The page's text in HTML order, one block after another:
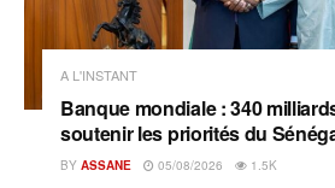
A L'INSTANT
Banque mondiale : 340
soutenir les priorités du
BY ASSANE 05/08/2026 1.5K